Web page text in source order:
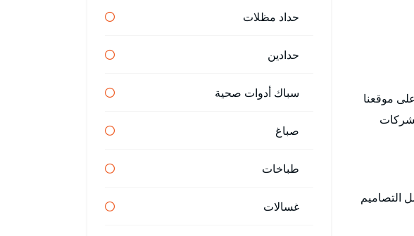
موقعنا
التصاميم
حداد مظلات
حدادين
سباك أدوات صحية
صباغ
طباخات
غسالات